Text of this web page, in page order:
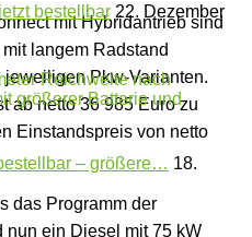
mit Hybridantrieb sind
langem Radstand
jeweiligen Pkw-Varianten.
ab netto 36 985 Euro zu
Einstandspreis von netto
das Programm der
nun ein Diesel mit 75 kW
bestellbar 22. Dezember
– größere… 18.